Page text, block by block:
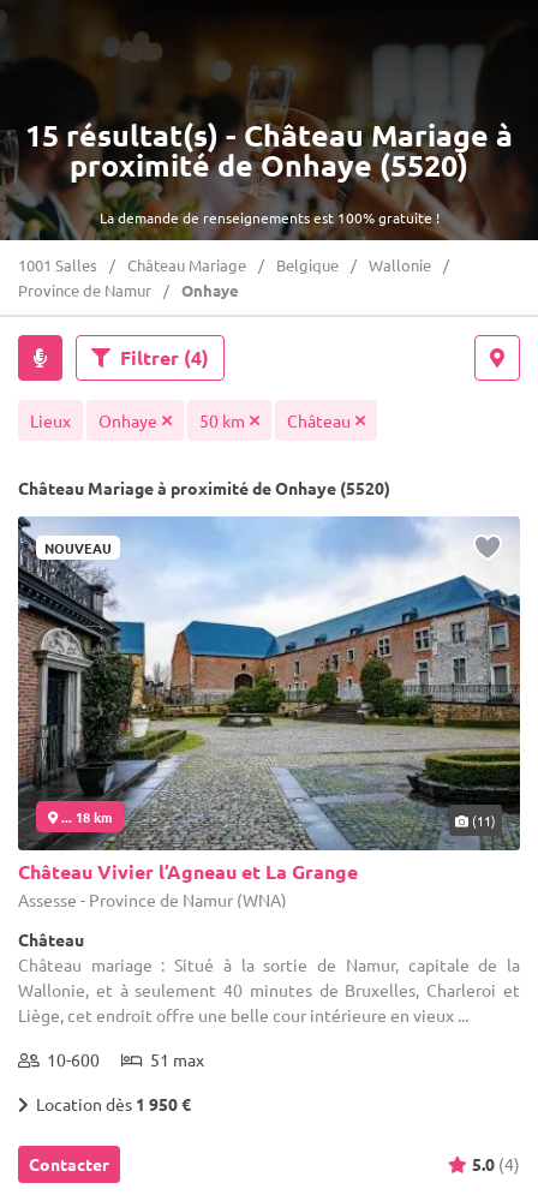
La demande de renseignements est 100% gratuite !
15 résultat(s) - Château Mariage à
proximité de Onhaye (5520)
1001 Salles Château Mariage Belgique
Wallonie
Province de Namur
Onhaye
Filtrer (4)
Lieux Onhaye 50 km Château
Château Mariage à proximité de Onhaye (5520)
NOUVEAU
... 18 km (11)
Château Vivier l’Agneau et La Grange
Assesse - Province de Namur (WNA)
Château
Château mariage : Situé à la sortie de Namur, capitale de la
Wallonie, et à seulement 40 minutes de Bruxelles, Charleroi et
Liège, cet endroit offre une belle cour intérieure en vieux ...
10-600 51 max
Location dès 1 950 €
Contacter 5.0 (4)